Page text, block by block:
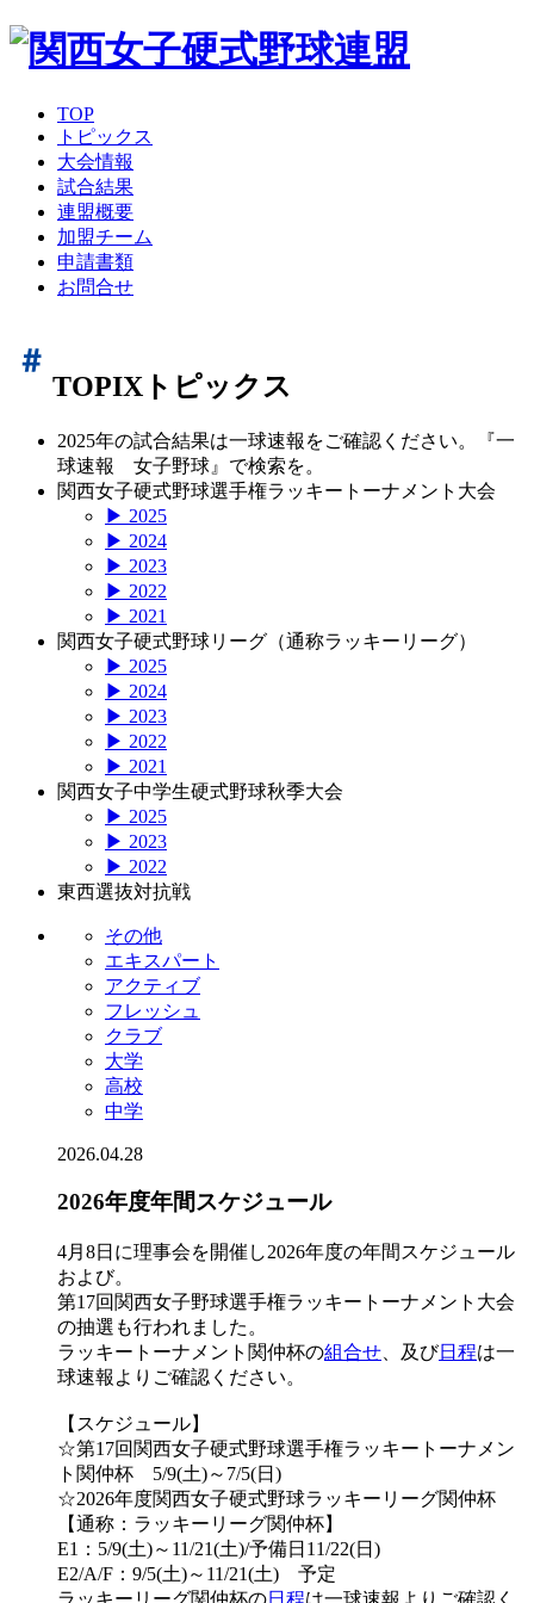
TOP
トピックス
大会情報
試合結果
連盟概要
加盟チーム
申請書類
お問合せ
TOPIX トピックス
2025年の試合結果は一球速報をご確認ください。『一
球速報 女子野球』で検索を。
関西女子硬式野球選手権ラッキートーナメント大会
▶ 2025
▶ 2024
▶ 2023
▶ 2022
▶ 2021
関西女子硬式野球リーグ（通称ラッキーリーグ）
▶ 2025
▶ 2024
▶ 2023
▶ 2022
▶ 2021
関西女子中学生硬式野球秋季大会
▶ 2025
▶ 2023
▶ 2022
東西選抜対抗戦
その他
エキスパート
アクティブ
フレッシュ
クラブ
大学
高校
中学
2026.04.28
2026年度年間スケジュール
4月8日に理事会を開催し2026年度の年間スケジュール
および。
第17回関西女子野球選手権ラッキートーナメント大会
の抽選も行われました。
ラッキートーナメント関仲杯の組合せ 、及び日程は一
球速報よりご確認ください。
【スケジュール】
☆第17回関西女子硬式野球選手権ラッキートーナメン
ト関仲杯 5/9(土)～7/5(日)
☆2026年度関西女子硬式野球ラッキーリーグ関仲杯
【通称：ラッキーリーグ関仲杯】
E1：5/9(土)～11/21(土)/予備日11/22(日)
E2/A/F：9/5(土)～11/21(土) 予定